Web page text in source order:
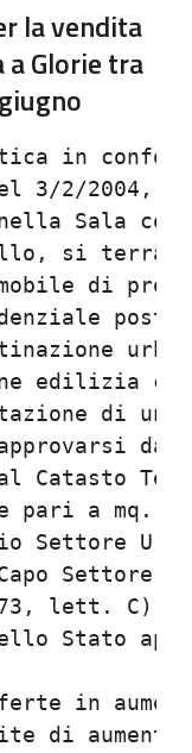
la vendita
a Glorie tra
19 del 3/
11 nella
al
pari a
Capo
73,
dello
offerte in
limite di